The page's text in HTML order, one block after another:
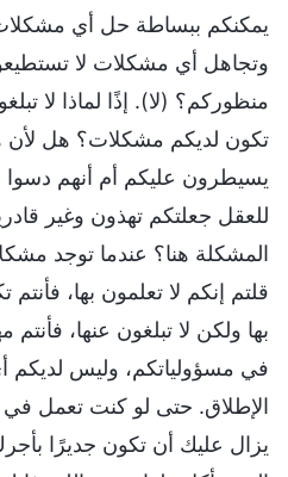
يمكنكم ببساطة حل أي
وتجاهل أي مشكلات لا
منظوركم؟ (لا). إذًا لماذا لا
تكون لديكم مشكلات؟ هل لأن
يسيطرون عليكم أم أنهم
للعقل جعلتكم تهذون وغير
المشكلة هنا؟ عندما توجد
قلتم إنكم لا تعلمون بها، فأنتم
بها ولكن لا تبلغون عنها،
في مسؤولياتكم، وليس لديكم
الإطلاق. حتى لو كنت تعمل في
يزال عليك أن تكون جديرًا